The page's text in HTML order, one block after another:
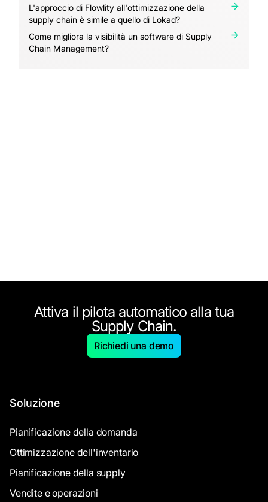
L'approccio di Flowlity all'ottimizzazione della
supply chain è simile a quello di Lokad?
Come migliora la visibilità un software di Supply
Chain Management?
Attiva il pilota automatico alla tua
Supply Chain.
Richiedi una demo
Soluzione
Pianificazione della domanda
Ottimizzazione dell'inventario
Pianificazione della supply
Vendite e operazioni